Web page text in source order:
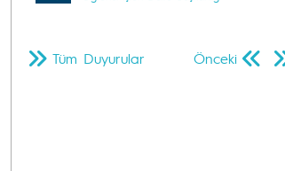
Önceki
Tüm Duyurular